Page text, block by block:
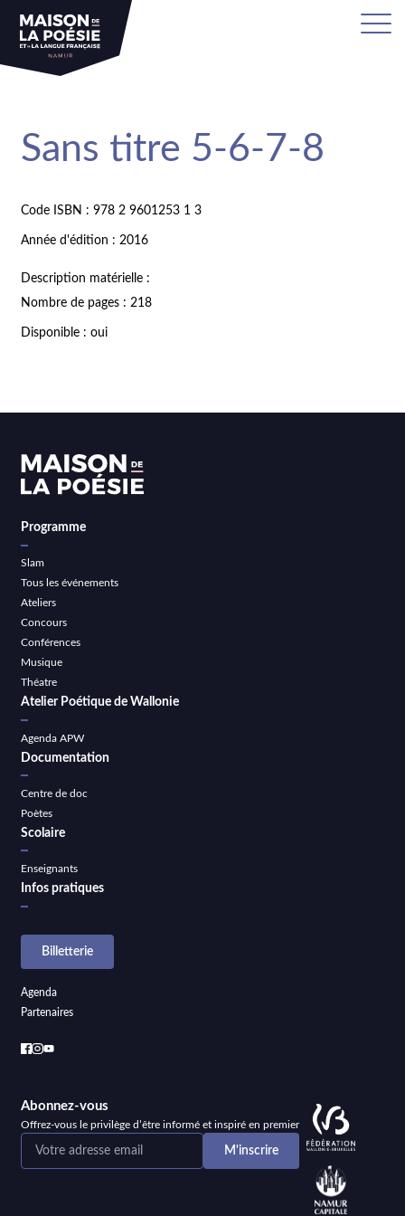
Sans titre 5-6-7-8
Code ISBN : 978 2 9601253 1 3
Année d'édition : 2016
Description matérielle :
Nombre de pages : 218
Disponible : oui
Programme
Slam
Tous les événements
Ateliers
Concours
Conférences
Musique
Théatre
Atelier Poétique de Wallonie
Agenda APW
Documentation
Centre de doc
Poètes
Scolaire
Enseignants
Infos pratiques
Billetterie
Agenda
Partenaires
Abonnez-vous
Offrez-vous le privilège d’être informé et inspiré en premier